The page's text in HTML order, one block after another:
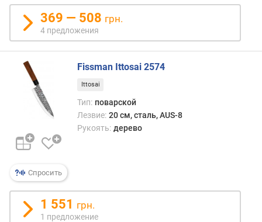
369 — 508 грн.
4 предложения
Спросить
Fissman Ittosai 2574
Ittosai
Тип: поварской
Лезвие: 20 см, сталь, AUS-8
Рукоять: дерево
1 551 грн.
1 предложение